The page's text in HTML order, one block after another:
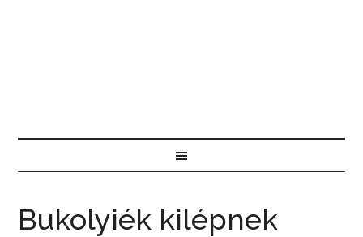
Bukolyiék kilépnek